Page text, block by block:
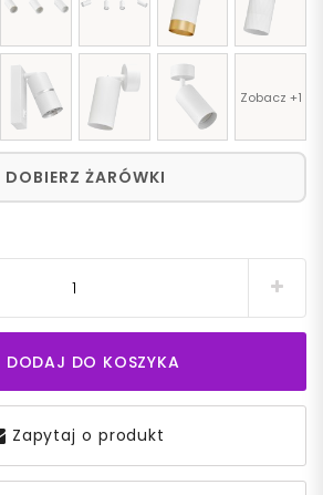
Zobacz +1
DOBIERZ ŻARÓWKI
DODAJ DO KOSZYKA
Zapytaj o produkt